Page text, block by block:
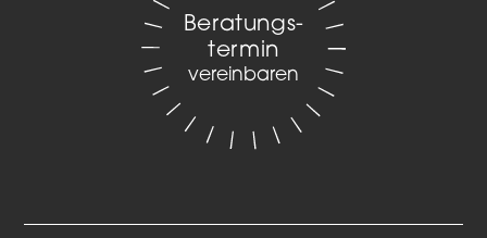
Beratungs­
termin
vereinbaren